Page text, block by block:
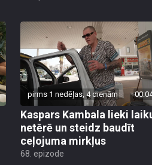
pirms 1 nedēļas, 4 dienām
Kaspars Kambala lieki
netērē un steidz baudīt
ceļojuma mirkļus
68. epizode